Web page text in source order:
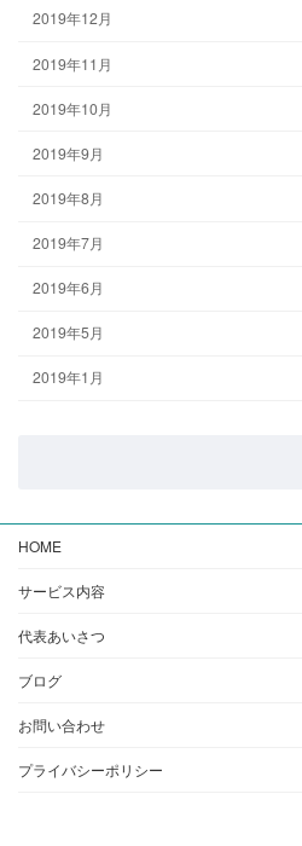
2019年12月
2019年11月
2019年10月
2019年9月
2019年8月
2019年7月
2019年6月
2019年5月
2019年1月
HOME
サービス内容
代表あいさつ
ブログ
お問い合わせ
プライバシーポリシー